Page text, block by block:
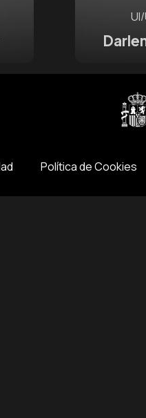
Política de Cookies